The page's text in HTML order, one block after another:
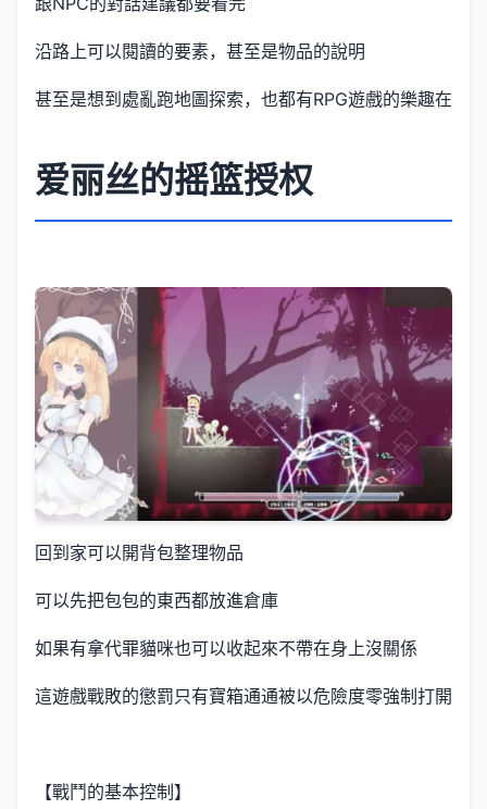
沿路上可以閱讀的要素，甚至是物品的說明
甚至是想到處亂跑地圖探索，也都有RPG遊戲的樂趣在
爱丽丝的摇篮授权
回到家可以開背包整理物品
可以先把包包的東西都放進倉庫
如果有拿代罪貓咪也可以收起來不帶在身上沒關係
這遊戲戰敗的懲罰只有寶箱通通被以危險度零強制打開
【戰鬥的基本控制】